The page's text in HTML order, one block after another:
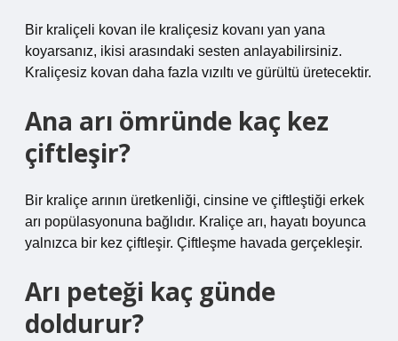
Bir kraliçeli kovan ile kraliçesiz kovanı yan yana
koyarsanız, ikisi arasındaki sesten anlayabilirsiniz.
Kraliçesiz kovan daha fazla vızıltı ve gürültü üretecektir.
Ana arı ömründe kaç kez
çiftleşir?
Bir kraliçe arının üretkenliği, cinsine ve çiftleştiği erkek
arı popülasyonuna bağlıdır. Kraliçe arı, hayatı boyunca
yalnızca bir kez çiftleşir. Çiftleşme havada gerçekleşir.
Arı peteği kaç günde
doldurur?